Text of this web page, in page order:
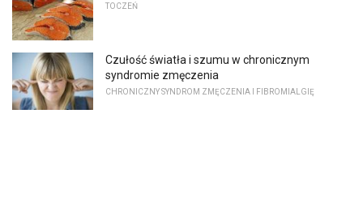
TOCZEŃ
Czułość światła i szumu w chronicznym
syndromie zmęczenia
CHRONICZNY SYNDROM ZMĘCZENIA I FIBROMIALGIĘ